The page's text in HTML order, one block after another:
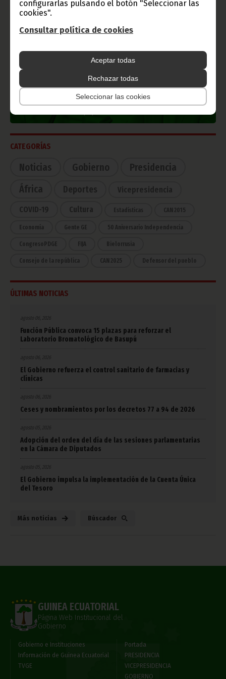
configurarlas pulsando el botón "Seleccionar las
cookies".
Consultar política de cookies
Aceptar todas
Rechazar todas
Seleccionar las cookies
TVGE
Radio Nacional de Guinea
Ecuatorial
CATEGORÍAS
Noticias Gobierno
Presidencia
África
Deportes Vicepresidencia
COVID-19 Cultura Estadísticas CAN 2015
Economía Gente GE 50 Aniversario Independencia
CongresoPDGE FIJA Bielorrusia
Consejo de la república CAN 2025 Defensor del pueblo
ÚLTIMAS NOTICIAS
agosto 06, 2026
Función Pública convoca 15 plazas para reforzar el
Laboratorio Bromatológico de Basupú
agosto 06, 2026
El Gobierno refuerza el control sanitario de farmacias y
clínicas
agosto 06, 2026
Ceses y nombramientos por los decretos 77 a 94 de 2026
Adopción del orden del día de las sesiones parlamentarias
en la Cámara de Diputados
El Gobierno impulsa la implementación de la Cuenta Única
del Tesoro
Más noticias Búscador
GUINEA ECUATORIAL
Página Web Institucional del
Gobierno
Gobierno e Instituciones
Información de Guinea Ecuatorial
TVGE
Portada
PRESIDENCIA
VICEPRESIDENCIA
GOBIERNO